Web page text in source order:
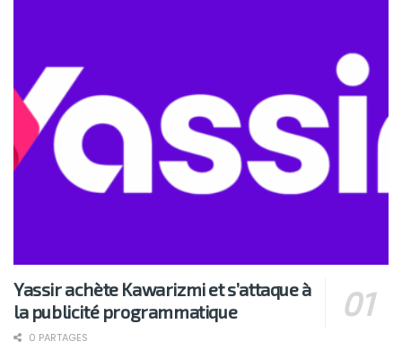
Yassir achète Kawarizmi et s’attaque à
la publicité programmatique
0 PARTAGES